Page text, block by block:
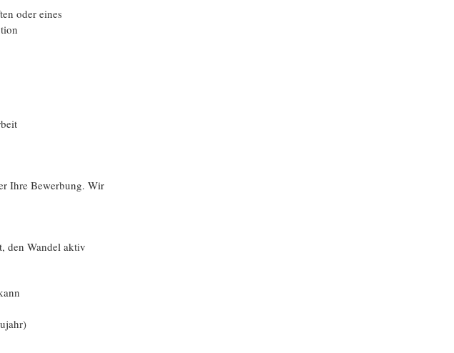
oder eines
Ihre Bewerbung. Wir
den Wandel aktiv